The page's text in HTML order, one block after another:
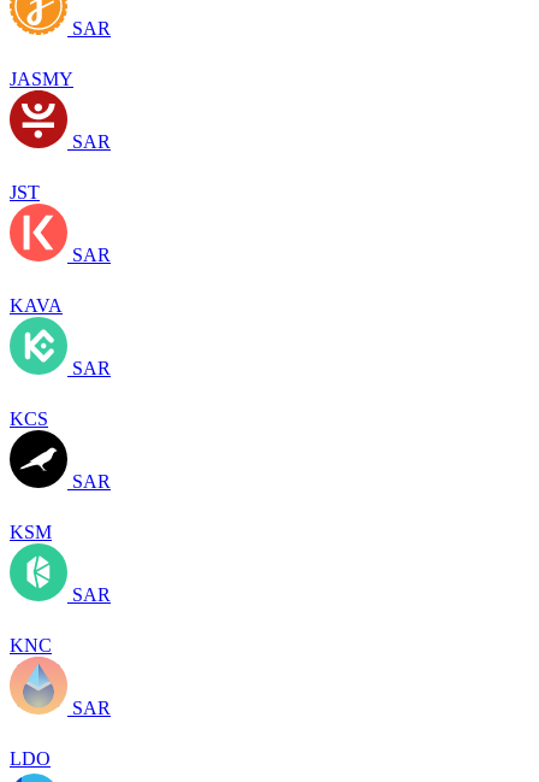
SAR
JASMY
SAR
JST
SAR
KAVA
SAR
KCS
SAR
KSM
SAR
KNC
SAR
LDO